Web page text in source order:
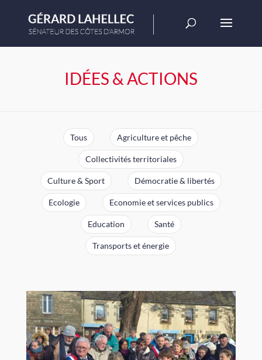
IDÉES & ACTIONS
Tous Agriculture et pêche
Collectivités territoriales
Culture & Sport Démocratie & libertés
Ecologie Economie et services publics
Education Santé
Transports et énergie